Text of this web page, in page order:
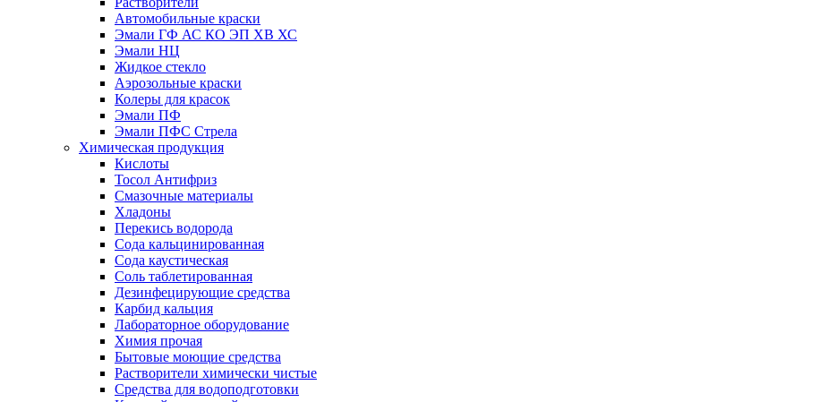
Автомобильные краски
Эмали ГФ АС КО ЭП ХВ ХС
Эмали НЦ
Жидкое стекло
Аэрозольные краски
Колеры для красок
Эмали ПФ
Эмали ПФС Стрела
Химическая продукция
Кислоты
Тосол Антифриз
Смазочные материалы
Хладоны
Перекись водорода
Сода кальцинированная
Сода каустическая
Соль таблетированная
Дезинфецирующие средства
Карбид кальция
Лабораторное оборудование
Химия прочая
Бытовые моющие средства
Растворители химически чистые
Средства для водоподготовки